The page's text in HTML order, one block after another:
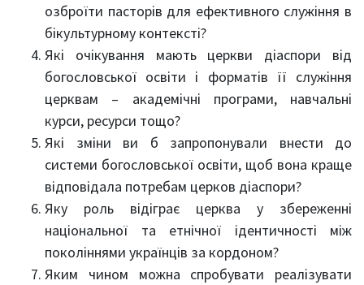
озброїти пасторів для ефективного служіння в
бікультурному контексті?
Які очікування мають церкви діаспори від
богословської освіти і форматів її служіння
церквам – академічні програми, навчальні
курси, ресурси тощо?
Які зміни ви б запропонували внести до
системи богословської освіти, щоб вона краще
відповідала потребам церков діаспори?
Яку роль відіграє церква у збереженні
національної та етнічної ідентичності між
поколіннями українців за кордоном?
Яким чином можна спробувати реалізувати